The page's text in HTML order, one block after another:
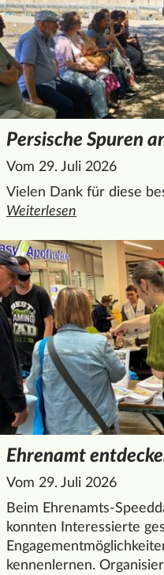
Persische Spuren
Vom 29. Juli 2026
Vielen Dank für diese
Weiterlesen
den ganzen Artikel
Ehrenamt
Vom 29. Juli 2026
Beim Ehrenamts-
konnten Interessierte
kennenlernen.